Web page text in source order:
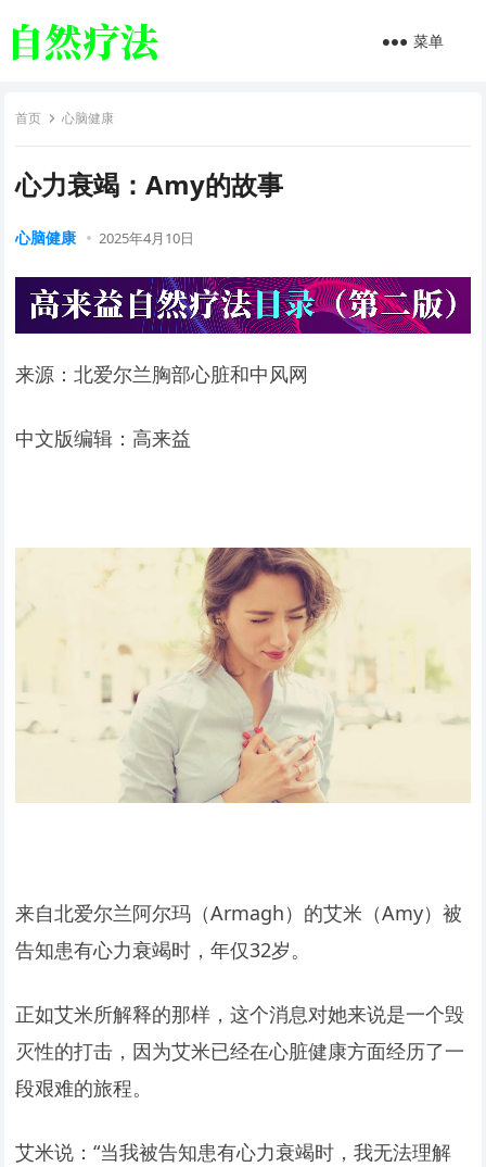
菜单
首页 心脑健康
心力衰竭：Amy的故事
心脑健康 2025年4月10日
来源：北爱尔兰胸部心脏和中风网
中文版编辑：高来益
来自北爱尔兰阿尔玛（Armagh）的艾米（Amy）被
告知患有心力衰竭时，年仅32岁。
正如艾米所解释的那样，这个消息对她来说是一个毁
灭性的打击，因为艾米已经在心脏健康方面经历了一
段艰难的旅程。
艾米说：“当我被告知患有心力衰竭时，我无法理解